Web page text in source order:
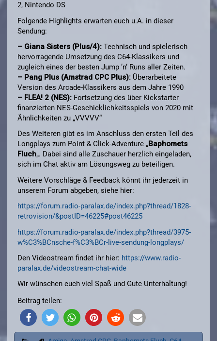
2, Nintendo DS
Folgende Highlights erwarten euch u.A. in dieser
Sendung:
– Giana Sisters (Plus/4): Technisch und spielerisch
hervorragende Umsetzung des C64-Klassikers und
zugleich eines der besten Jump ’n‘ Runs aller Zeiten.
– Pang Plus (Amstrad CPC Plus): Überarbeitete
Version des Arcade-Klassikers aus dem Jahre 1990
– FLEA! 2 (NES): Fortsetzung des über Kickstarter
finanzierten NES-Geschicklichkeitsspiels von 2020 mit
Ähnlichkeiten zu „VVVVV“
Des Weiteren gibt es im Anschluss den ersten Teil des
Longplays zum Point & Click-Adventure „Baphomets
Fluch„. Dabei sind alle Zuschauer herzlich eingeladen,
sich im Chat aktiv am Lösungsweg zu beteiligen.
Weitere Vorschläge & Feedback könnt ihr jederzeit in
unserem Forum abgeben, siehe hier:
https://forum.radio-paralax.de/index.php?thread/1828-
retrovision/&postID=46225#post46225
https://forum.radio-paralax.de/index.php?thread/3975-
w%C3%BCnsche-f%C3%BCr-live-sendung-longplays/
Den Videostream findet ihr hier: https://www.radio-
paralax.de/videostream-chat-wide
Wir wünschen euch viel Spaß und Gute Unterhaltung!
Beitrag teilen: